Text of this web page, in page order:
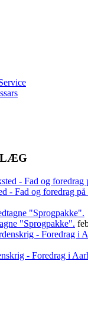
- Fad og foredrag på
"Sprogpakke".
- Foredrag i